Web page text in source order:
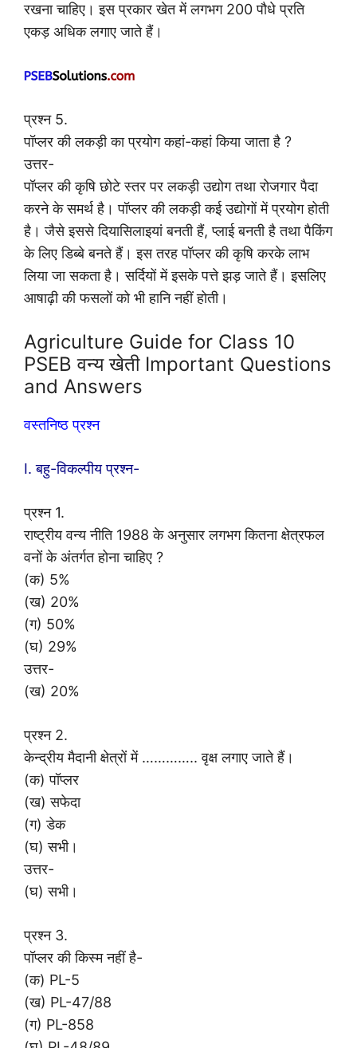
रखना चाहिए। इस प्रकार खेत में लगभग 200 पौधे प्रति
एकड़ अधिक लगाए जाते हैं।
प्रश्न 5.
पॉप्लर की लकड़ी का प्रयोग कहां-कहां किया जाता है ?
उत्तर-
पॉप्लर की कृषि छोटे स्तर पर लकड़ी उद्योग तथा रोजगार पैदा
करने के समर्थ है। पॉप्लर की लकड़ी कई उद्योगों में प्रयोग होती
है। जैसे इससे दियासिलाइयां बनती हैं, प्लाई बनती है तथा पैकिंग
के लिए डिब्बे बनते हैं। इस तरह पॉप्लर की कृषि करके लाभ
लिया जा सकता है। सर्दियों में इसके पत्ते झड़ जाते हैं। इसलिए
आषाढ़ी की फसलों को भी हानि नहीं होती।
Agriculture Guide for Class 10
PSEB वन्य खेती Important Questions
and Answers
वस्तनिष्ठ प्रश्न
I. बहु-विकल्पीय प्रश्न-
प्रश्न 1.
राष्ट्रीय वन्य नीति 1988 के अनुसार लगभग कितना क्षेत्रफल
वनों के अंतर्गत होना चाहिए ?
(क) 5%
(ख) 20%
(ग) 50%
(घ) 29%
उत्तर-
(ख) 20%
प्रश्न 2.
केन्द्रीय मैदानी क्षेत्रों में ………….. वृक्ष लगाए जाते हैं।
(क) पॉप्लर
(ख) सफेदा
(ग) डेक
(घ) सभी।
उत्तर-
(घ) सभी।
प्रश्न 3.
पॉप्लर की किस्म नहीं है-
(क) PL-5
(ख) PL-47/88
(ग) PL-858